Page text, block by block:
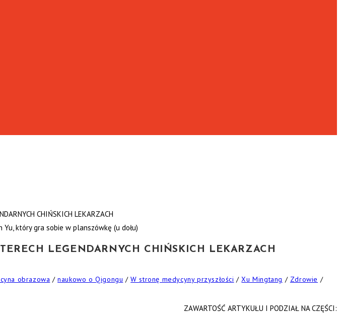
Yu, który gra sobie w planszówkę (u dołu)
LEGENDARNYCH CHIŃSKICH LEKARZACH
obrazowa / naukowo o Qigongu / W stronę medycyny przyszłości / Xu Mingtang / Zdrowie /
ZAWARTOŚĆ ARTYKUŁU I PODZIAŁ NA CZĘŚCI: